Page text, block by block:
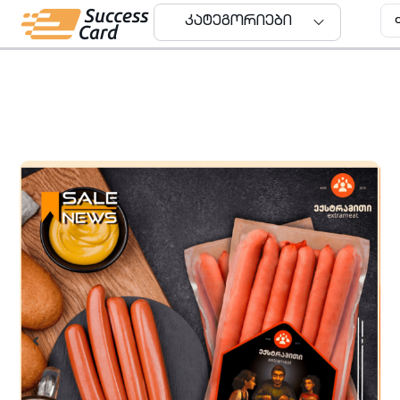
კატეგორიები